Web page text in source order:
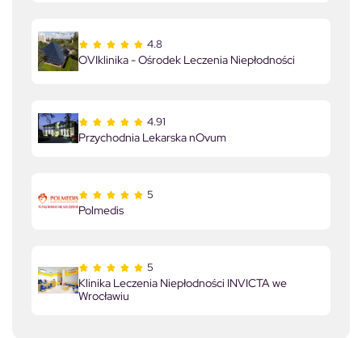
4.8
OVIklinika - Ośrodek Leczenia Niepłodności
4.91
Przychodnia Lekarska nOvum
5
Polmedis
5
Klinika Leczenia Niepłodności INVICTA we
Wrocławiu